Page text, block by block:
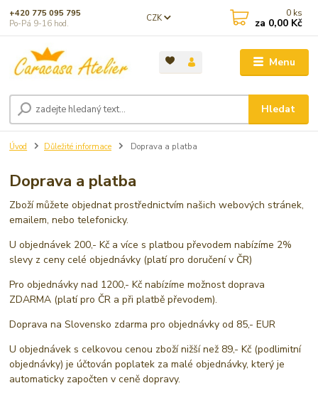
Menu
CZK
Hledat
+420 775 095 795
Po-Pá 9-16 hod.
0 ks
za 0,00 Kč
Úvod Důležité informace Doprava a platba
Doprava a platba
Zboží můžete objednat prostřednictvím našich webových stránek,
emailem, nebo telefonicky.
U objednávek 200,- Kč a více s platbou převodem nabízíme 2%
slevy z ceny celé objednávky (platí pro doručení v ČR)
Pro objednávky nad 1200,- Kč nabízíme možnost doprava
ZDARMA (platí pro ČR a při platbě převodem).
Doprava na Slovensko zdarma pro objednávky od 85,- EUR
U objednávek s celkovou cenou zboží nižší než 89,- Kč (podlimitní
objednávky) je účtován poplatek za malé objednávky, který je
automaticky započten v ceně dopravy.